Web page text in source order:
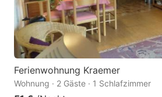
Ferienwohnung Kraemer
Wohnung · 2 Gäste · 1 Schlafzimmer